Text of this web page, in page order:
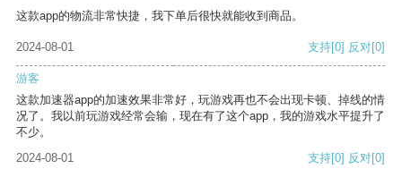
这款app的物流非常快捷，我下单后很快就能收到商品。
2024-08-01 支持[0] 反对[0]
游客
这款加速器app的加速效果非常好，玩游戏再也不会出现卡顿、掉线的情
况了。我以前玩游戏经常会输，现在有了这个app，我的游戏水平提升了
不少。
2024-08-01
支持[0] 反对[0]